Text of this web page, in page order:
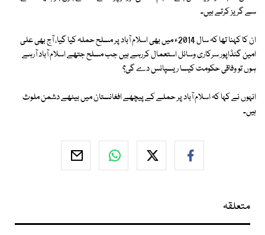
سے گریز کرتے ہیں۔
ان کا کہنا تھا کہ سال 2014ء میں بھی اسلام آباد پر مسلح حملہ کیا گیا، آج بھی علی
امین گنڈاپور سرکاری وسائل استعمال کررہے ہیں جب مسلح جتھے اسلام آباد آرہے
ہوں تو وفاقی حکومت کیسا ریسپانس دے گی؟
انہوں نے کہا کہ اسلام آباد پر حملے کے پیچھے افغانستان میں بیٹھے دشمن ملوث
ہیں۔
متعلقہ